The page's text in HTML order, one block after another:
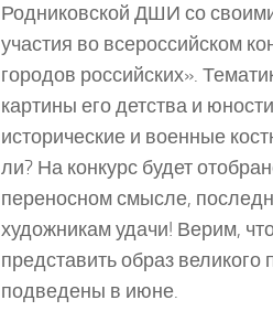
Родниковской ДШИ со
участия во всероссийском
городов российских».
картины его детства и
исторические и военные
ли? На конкурс будет
переносном смысле,
художникам удачи! Верим,
представить образ великого
подведены в июне.